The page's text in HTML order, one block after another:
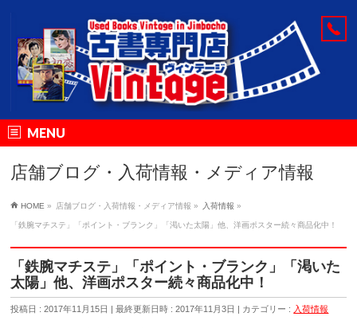
MENU
店舗ブログ・入荷情報・メディア情報
HOME » 店舗ブログ・入荷情報・メディア情報 » 入荷情報 »
「鉄腕マチステ」「ポイント・ブランク」「渇いた太陽」他、洋画ポスター続々商品化中！
「鉄腕マチステ」「ポイント・ブランク」「渇いた
太陽」他、洋画ポスター続々商品化中！
投稿日 : 2017年11月15日 最終更新日時 : 2017年11月3日 カテゴリー : 入荷情報